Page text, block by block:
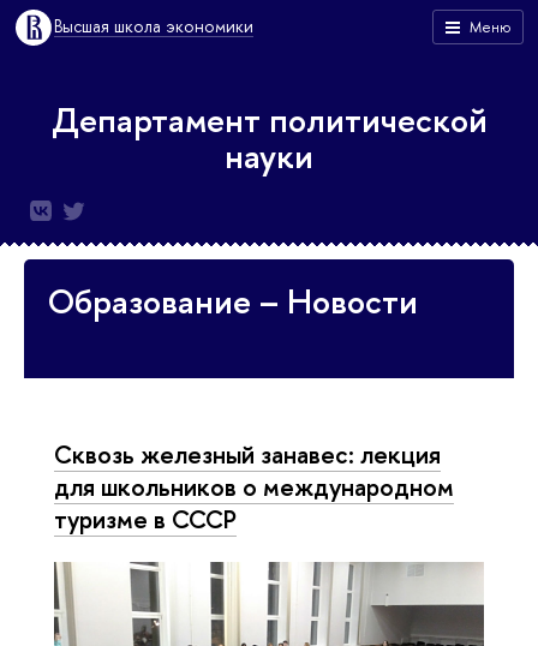
Меню
Высшая школа экономики
Департамент политической
науки
Образование – Новости
Сквозь железный занавес: лекция
для школьников о международном
туризме в СССР